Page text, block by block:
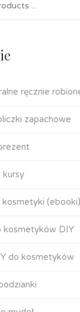
ręcznie
zapachowe
kosmetyki (ebooki)
kosmetyków DIY
do kosmetyków